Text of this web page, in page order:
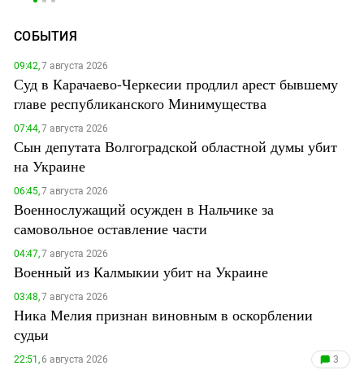
СОБЫТИЯ
09:42,7 августа 2026
Суд в Карачаево-Черкесии продлил арест бывшему
главе республиканского Минимущества
07:44,7 августа 2026
Сын депутата Волгоградской областной думы убит
на Украине
06:45,7 августа 2026
Военнослужащий осужден в Нальчике за
самовольное оставление части
04:47,7 августа 2026
Военный из Калмыкии убит на Украине
03:48,7 августа 2026
Ника Мелия признан виновным в оскорблении
судьи
22:51,6 августа 2026 3